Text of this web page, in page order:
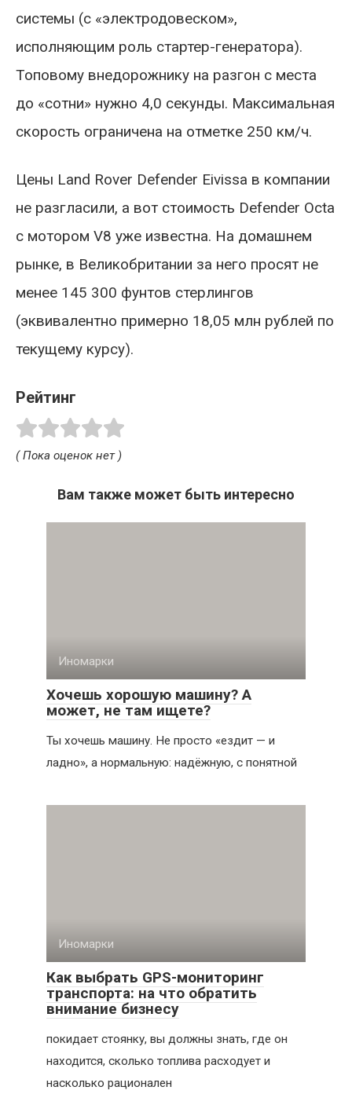
системы (с «электродовеском»,
исполняющим роль стартер-генератора).
Топовому внедорожнику на разгон с места
до «сотни» нужно 4,0 секунды. Максимальная
скорость ограничена на отметке 250 км/ч.
Цены Land Rover Defender Eivissa в компании
не разгласили, а вот стоимость Defender Octa
с мотором V8 уже известна. На домашнем
рынке, в Великобритании за него просят не
менее 145 300 фунтов стерлингов
(эквивалентно примерно 18,05 млн рублей по
текущему курсу).
Рейтинг
( Пока оценок нет )
Вам также может быть интересно
Иномарки
Хочешь хорошую машину? А
может, не там ищете?
Ты хочешь машину. Не просто «ездит — и
ладно», а нормальную: надёжную, с понятной
Иномарки
Как выбрать GPS-мониторинг
транспорта: на что обратить
внимание бизнесу
покидает стоянку, вы должны знать, где он
находится, сколько топлива расходует и
насколько рационален